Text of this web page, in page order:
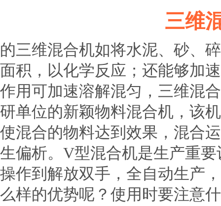
三维
的三维混合机如将水泥、砂、
面积，以化学反应；还能够加
作用可加速溶解混匀，三维混
研单位的新颖物料混合机，该
使混合的物料达到效果，混合
生偏析。V型混合机是生产重
操作到解放双手，全自动生产
么样的优势呢？使用时要注意